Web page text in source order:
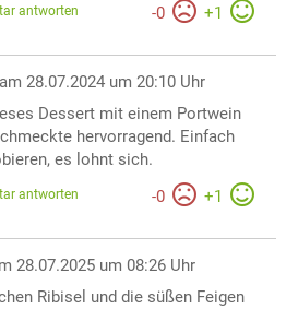
-0 +1
antworten
am 28.07.2024 um 20:10 Uhr
Dessert mit einem Portwein
hervorragend. Einfach
es lohnt sich.
-0 +1
antworten
28.07.2025 um 08:26 Uhr
Ribisel und die süßen Feigen